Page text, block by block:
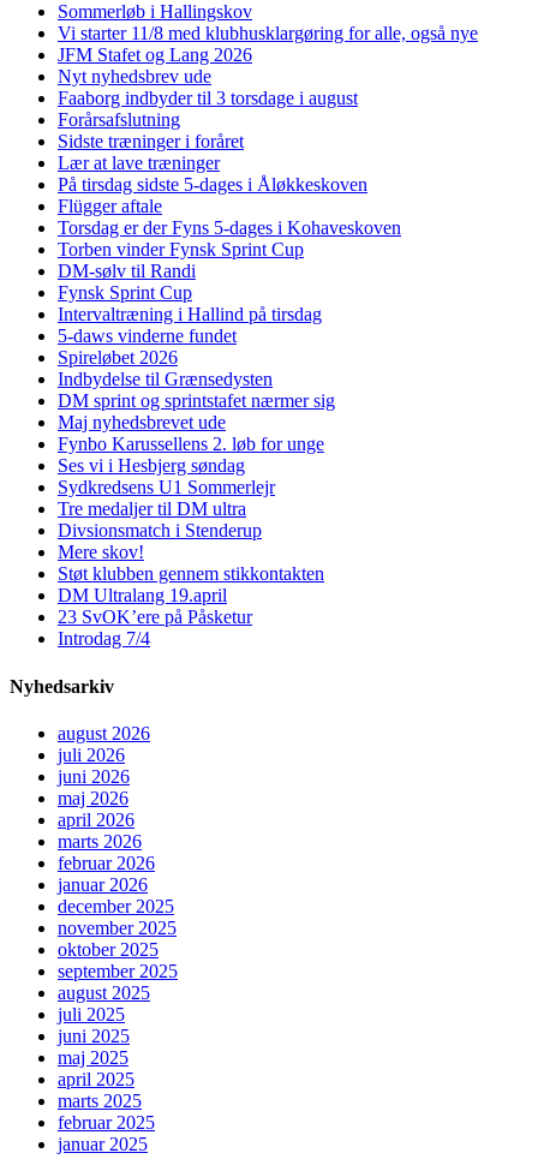
Sommerløb i Hallingskov
Vi starter 11/8 med klubhusklargøring for alle, også nye
JFM Stafet og Lang 2026
Nyt nyhedsbrev ude
Faaborg indbyder til 3 torsdage i august
Forårsafslutning
Sidste træninger i foråret
Lær at lave træninger
På tirsdag sidste 5-dages i Åløkkeskoven
Flügger aftale
Torsdag er der Fyns 5-dages i Kohaveskoven
Torben vinder Fynsk Sprint Cup
DM-sølv til Randi
Fynsk Sprint Cup
Intervaltræning i Hallind på tirsdag
5-daws vinderne fundet
Spireløbet 2026
Indbydelse til Grænsedysten
DM sprint og sprintstafet nærmer sig
Maj nyhedsbrevet ude
Fynbo Karussellens 2. løb for unge
Ses vi i Hesbjerg søndag
Sydkredsens U1 Sommerlejr
Tre medaljer til DM ultra
Divsionsmatch i Stenderup
Mere skov!
Støt klubben gennem stikkontakten
DM Ultralang 19.april
23 SvOK’ere på Påsketur
Introdag 7/4
Nyhedsarkiv
august 2026
juli 2026
juni 2026
maj 2026
april 2026
marts 2026
februar 2026
januar 2026
december 2025
november 2025
oktober 2025
september 2025
august 2025
juli 2025
juni 2025
maj 2025
april 2025
marts 2025
februar 2025
januar 2025